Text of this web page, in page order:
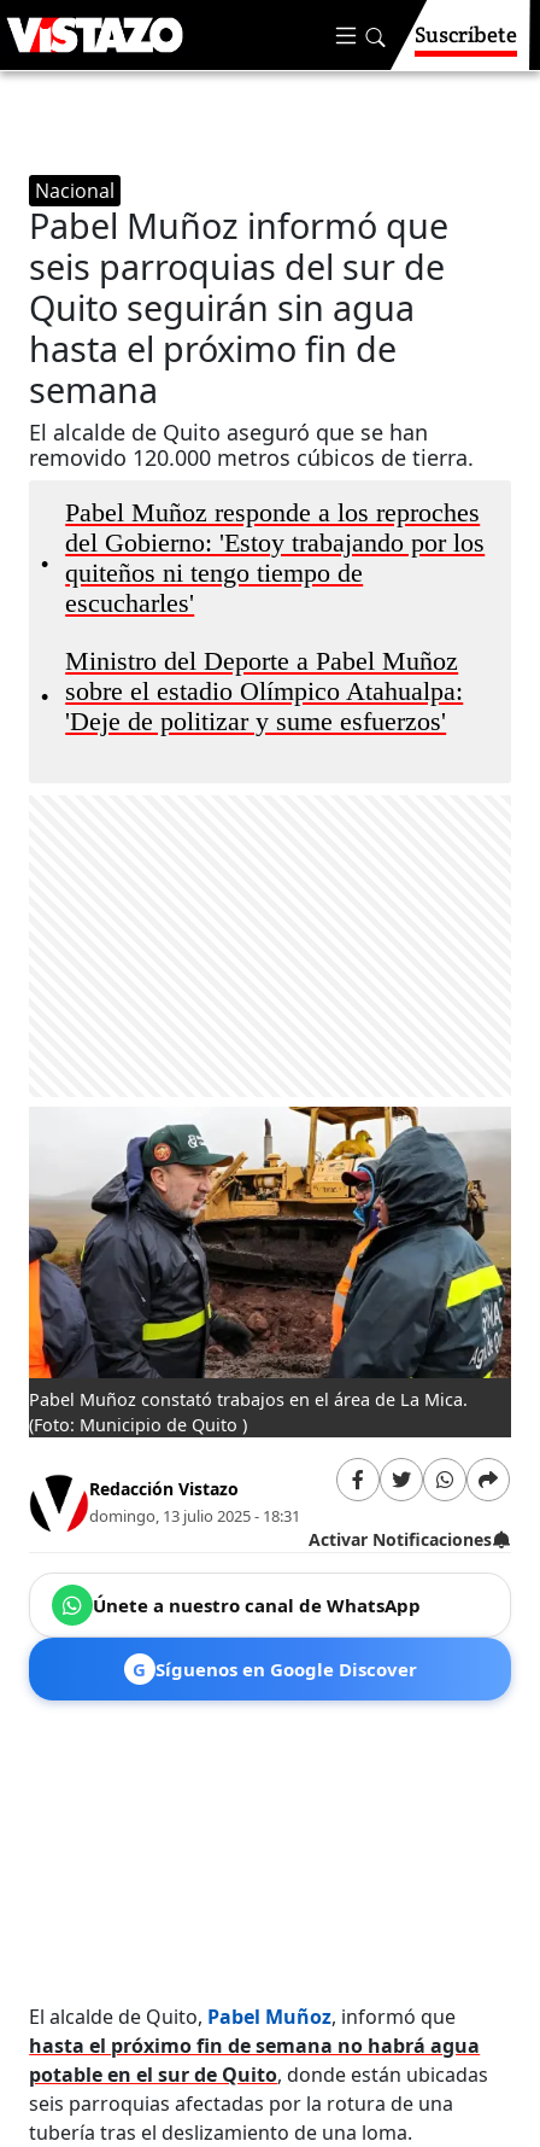
Suscríbete
Nacional
Pabel Muñoz informó que
seis parroquias del sur de
Quito seguirán sin agua
hasta el próximo fin de
semana
El alcalde de Quito aseguró que se han
removido 120.000 metros cúbicos de tierra.
•
Pabel Muñoz responde a los reproches
del Gobierno: 'Estoy trabajando por los
quiteños ni tengo tiempo de
escucharles'
•
Ministro del Deporte a Pabel Muñoz
sobre el estadio Olímpico Atahualpa:
'Deje de politizar y sume esfuerzos'
Pabel Muñoz constató trabajos en el área de La Mica.
(Foto: Municipio de Quito )
Redacción Vistazo
domingo, 13 julio 2025 - 18:31
Activar Notificaciones
Únete a nuestro canal de WhatsApp
G Síguenos en Google Discover
El alcalde de Quito, Pabel Muñoz, informó que
hasta el próximo fin de semana no habrá agua
potable en el sur de Quito, donde están ubicadas
seis parroquias afectadas por la rotura de una
tubería tras el deslizamiento de una loma.